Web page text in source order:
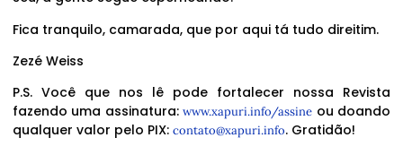
Fica tranquilo, camarada, que por aqui tá tudo direitim.
Zezé Weiss
P.S. Você que nos lê pode fortalecer nossa Revista
fazendo uma assinatura:www.xapuri.info/assine ou doando
qualquer valor pelo PIX: contato@xapuri.info. Gratidão!